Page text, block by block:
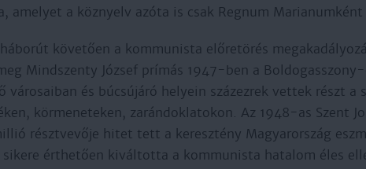
amelyet a köznyelv azóta is csak Regnum
követően a kommunista előretörés
Mindszenty József prímás 1947-ben a
városaiban és búcsújáró helyein százezrek vettek részt a
körmeneteken, zarándoklatokon. Az 1948-as Szent
résztvevője hitet tett a keresztény Magyarország
érthetően kiváltotta a kommunista hatalom éles